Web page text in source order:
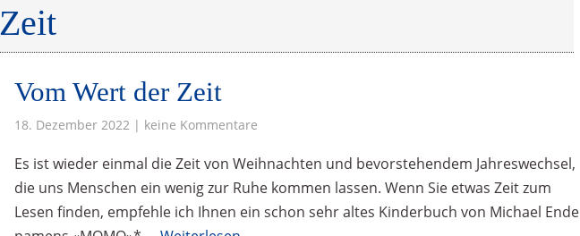
Zeit
Vom Wert der Zeit
18. Dezember 2022 | keine Kommentare
Es ist wieder einmal die Zeit von Weihnachten und bevorstehendem Jahreswechsel,
die uns Menschen ein wenig zur Ruhe kommen lassen. Wenn Sie etwas Zeit zum
Lesen finden, empfehle ich Ihnen ein schon sehr altes Kinderbuch von Michael Ende